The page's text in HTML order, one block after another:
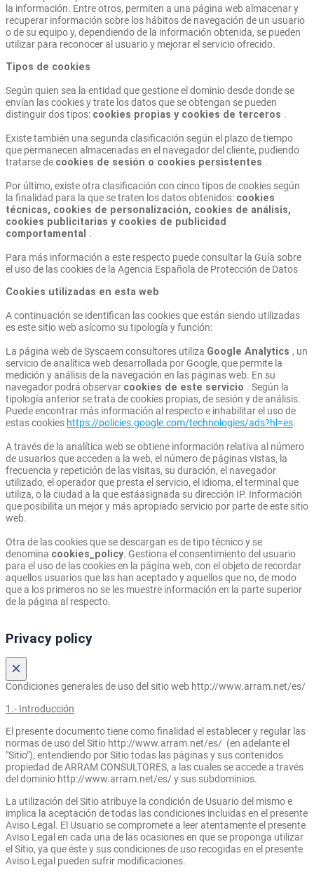
la información. Entre otros, permiten a una página web almacenar y
recuperar información sobre los hábitos de navegación de un usuario
o de su equipo y, dependiendo de la información obtenida, se pueden
utilizar para reconocer al usuario y mejorar el servicio ofrecido.
Tipos de cookies
Según quien sea la entidad que gestione el dominio desde donde se
envían las cookies y trate los datos que se obtengan se pueden
distinguir dos tipos: cookies propias y cookies de terceros .
Existe también una segunda clasificación según el plazo de tiempo
que permanecen almacenadas en el navegador del cliente, pudiendo
tratarse de cookies de sesión o cookies persistentes .
Por último, existe otra clasificación con cinco tipos de cookies según
la finalidad para la que se traten los datos obtenidos: cookies
técnicas, cookies de personalización, cookies de análisis,
cookies publicitarias y cookies de publicidad
comportamental .
Para más información a este respecto puede consultar la Guía sobre
el uso de las cookies de la Agencia Española de Protección de Datos
Cookies utilizadas en esta web
A continuación se identifican las cookies que están siendo utilizadas
es este sitio web asícomo su tipología y función:
La página web de Syscaem consultores utiliza Google Analytics , un
servicio de analítica web desarrollada por Google, que permite la
medición y análisis de la navegación en las páginas web. En su
navegador podrá observar cookies de este servicio . Según la
tipología anterior se trata de cookies propias, de sesión y de análisis.
Puede encontrar más información al respecto e inhabilitar el uso de
estas cookies https://policies.google.com/technologies/ads?hl=es.
A través de la analítica web se obtiene información relativa al número
de usuarios que acceden a la web, el número de páginas vistas, la
frecuencia y repetición de las visitas, su duración, el navegador
utilizado, el operador que presta el servicio, el idioma, el terminal que
utiliza, o la ciudad a la que estáasignada su dirección IP. Información
que posibilita un mejor y más apropiado servicio por parte de este sitio
web.
Otra de las cookies que se descargan es de tipo técnico y se
denomina cookies_policy. Gestiona el consentimiento del usuario
para el uso de las cookies en la página web, con el objeto de recordar
aquellos usuarios que las han aceptado y aquellos que no, de modo
que a los primeros no se les muestre información en la parte superior
de la página al respecto.
Privacy policy
×
Condiciones generales de uso del sitio web http://www.arram.net/es/
1.- Introducción
El presente documento tiene como finalidad el establecer y regular las
normas de uso del Sitio http://www.arram.net/es/ (en adelante el
"Sitio"), entendiendo por Sitio todas las páginas y sus contenidos
propiedad de ARRAM CONSULTORES, a las cuales se accede a través
del dominio http://www.arram.net/es/ y sus subdominios.
La utilización del Sitio atribuye la condición de Usuario del mismo e
implica la aceptación de todas las condiciones incluidas en el presente
Aviso Legal. El Usuario se compromete a leer atentamente el presente
Aviso Legal en cada una de las ocasiones en que se proponga utilizar
el Sitio, ya que éste y sus condiciones de uso recogidas en el presente
Aviso Legal pueden sufrir modificaciones.